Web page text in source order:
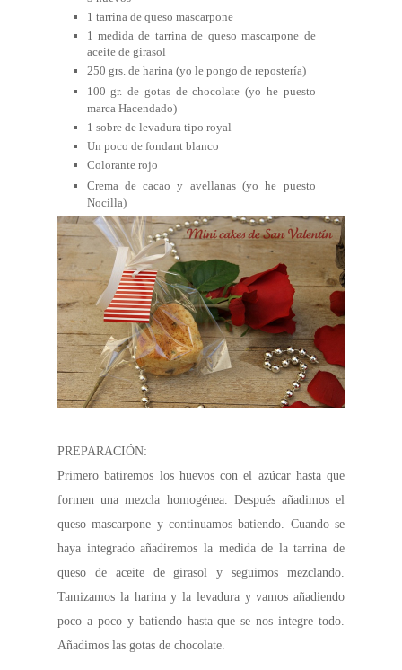
1 tarrina de queso mascarpone
1 medida de tarrina de queso mascarpone de
aceite de girasol
250 grs. de harina (yo le pongo de repostería)
100 gr. de gotas de chocolate (yo he puesto
marca Hacendado)
1 sobre de levadura tipo royal
Un poco de fondant blanco
Colorante rojo
Crema de cacao y avellanas (yo he puesto
Nocilla)
PREPARACIÓN:
Primero batiremos los huevos con el azúcar hasta que
formen una mezcla homogénea. Después añadimos el
queso mascarpone y continuamos batiendo. Cuando se
haya integrado añadiremos la medida de la tarrina de
queso de aceite de girasol y seguimos mezclando.
Tamizamos la harina y la levadura y vamos añadiendo
poco a poco y batiendo hasta que se nos integre todo.
Añadimos las gotas de chocolate.